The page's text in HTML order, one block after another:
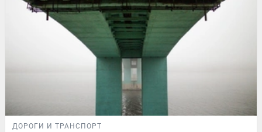
ДОРОГИ И ТРАНСПОРТ